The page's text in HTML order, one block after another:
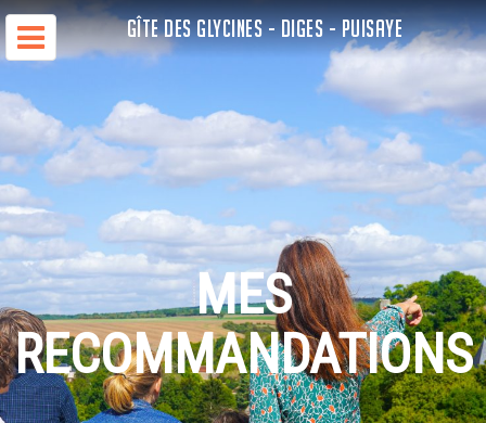
GÎTE DES GLYCINES - DIGES - PUISAYE
MES
RECOMMANDATIONS